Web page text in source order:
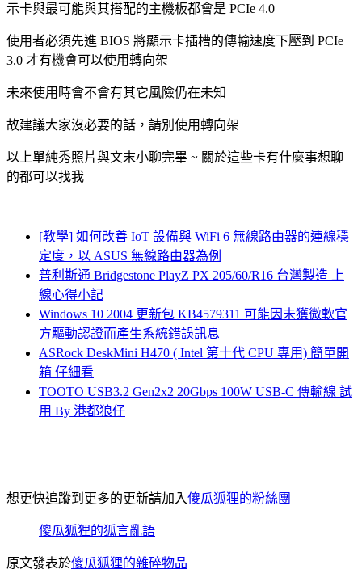
示卡與最可能與其搭配的主機板都會是 PCIe 4.0
使用者必須先進 BIOS 將顯示卡插槽的傳輸速度下壓到 PCIe
3.0 才有機會可以使用轉向架
未來使用時會不會有其它風險仍在未知
故建議大家沒必要的話，請別使用轉向架
以上單純秀照片與文末小聊完畢 ~ 關於這些卡有什麼事想聊
的都可以找我
[教學] 如何改善 IoT 設備與 WiFi 6 無線路由器的連線穩
定度，以 ASUS 無線路由器為例
普利斯通 Bridgestone PlayZ PX 205/60/R16 台灣製造 上
線心得小記
Windows 10 2004 更新包 KB4579311 可能因未獲微軟官
方驅動認證而產生系統錯誤訊息
ASRock DeskMini H470 ( Intel 第十代 CPU 專用) 簡單開
箱 仔細看
TOOTO USB3.2 Gen2x2 20Gbps 100W USB-C 傳輸線 試
用 By 港都狼仔
想更快追蹤到更多的更新請加入傻瓜狐狸的粉絲團
傻瓜狐狸的狐言亂語
原文發表於傻瓜狐狸的雜碎物品